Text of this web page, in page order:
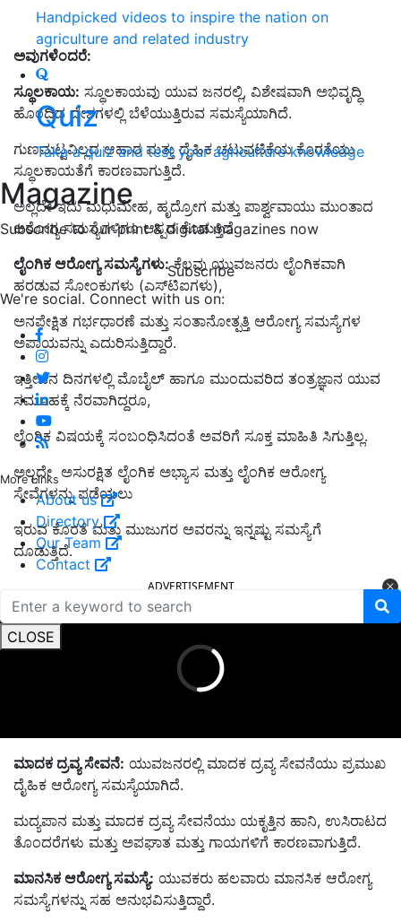
Handpicked videos to inspire the nation on
agriculture and related industry
Quiz
Take a quiz and test your agriculture knowledge
Magazine
Subscribe to our print & digital magazines now
Subscribe
We're social. Connect with us on:
More Links
About us
Directory
Our Team
Contact
CLOSE
ಅವುಗಳೆಂದರೆ:
ಸ್ಥೂಲಕಾಯ: ಸ್ಥೂಲಕಾಯವು ಯುವ ಜನರಲ್ಲಿ, ವಿಶೇಷವಾಗಿ ಅಭಿವೃದ್ಧಿ
ಹೊಂದಿದ ದೇಶಗಳಲ್ಲಿ ಬೆಳೆಯುತ್ತಿರುವ ಸಮಸ್ಯೆಯಾಗಿದೆ.
ಗುಣಮಟ್ಟವಿಲ್ಲದ ಆಹಾರ ಮತ್ತು ದೈಹಿಕ ಚಟುವಟಿಕೆಯ ಕೊರತೆಯು
ಸ್ಥೂಲಕಾಯತೆಗೆ ಕಾರಣವಾಗುತ್ತಿದೆ.
ಅಲ್ಲದೇ ಇದು ಮಧುಮೇಹ, ಹೃದ್ರೋಗ ಮತ್ತು ಪಾರ್ಶ್ವವಾಯು ಮುಂತಾದ
ಆರೋಗ್ಯ ಸಮಸ್ಯೆಗಳಿಗೂ ಆಸ್ಪದ ಕೊಡುತ್ತಿದೆ.
ಲೈಂಗಿಕ ಆರೋಗ್ಯ ಸಮಸ್ಯೆಗಳು:ಕೆಲವು ಯುವಜನರು ಲೈಂಗಿಕವಾಗಿ
ಹರಡುವ ಸೋಂಕುಗಳು (ಎಸ್‌ಟಿಐಗಳು),
ಅನಪೇಕ್ಷಿತ ಗರ್ಭಧಾರಣೆ ಮತ್ತು ಸಂತಾನೋತ್ಪತ್ತಿ ಆರೋಗ್ಯ ಸಮಸ್ಯೆಗಳ
ಅಪಾಯವನ್ನು ಎದುರಿಸುತ್ತಿದ್ದಾರೆ.
ಇತ್ತೀಚಿನ ದಿನಗಳಲ್ಲಿ ಮೊಬೈಲ್‌ ಹಾಗೂ ಮುಂದುವರಿದ ತಂತ್ರಜ್ಞಾನ ಯುವ
ಸಮೂಹಕ್ಕೆ ನೆರವಾಗಿದ್ದರೂ,
ಲೈಂಗಿಕ ವಿಷಯಕ್ಕೆ ಸಂಬಂಧಿಸಿದಂತೆ ಅವರಿಗೆ ಸೂಕ್ತ ಮಾಹಿತಿ ಸಿಗುತ್ತಿಲ್ಲ.
ಅಲ್ಲದೇ ಅಸುರಕ್ಷಿತ ಲೈಂಗಿಕ ಅಭ್ಯಾಸ ಮತ್ತು ಲೈಂಗಿಕ ಆರೋಗ್ಯ
ಸೇವೆಗಳನ್ನು ಪಡೆಯಲು
ಇರುವ ಕೊರತೆ ಮತ್ತು ಮುಜುಗರ ಅವರನ್ನು ಇನ್ನಷ್ಟು ಸಮಸ್ಯೆಗೆ
ದೂಡುತ್ತಿದೆ.
ADVERTISEMENT
ಮಾದಕ ದ್ರವ್ಯ ಸೇವನೆ: ಯುವಜನರಲ್ಲಿ ಮಾದಕ ದ್ರವ್ಯ ಸೇವನೆಯು ಪ್ರಮುಖ
ದೈಹಿಕ ಆರೋಗ್ಯ ಸಮಸ್ಯೆಯಾಗಿದೆ.
ಮದ್ಯಪಾನ ಮತ್ತು ಮಾದಕ ದ್ರವ್ಯ ಸೇವನೆಯು ಯಕೃತ್ತಿನ ಹಾನಿ, ಉಸಿರಾಟದ
ತೊಂದರೆಗಳು ಮತ್ತು ಅಪಘಾತ ಮತ್ತು ಗಾಯಗಳಿಗೆ ಕಾರಣವಾಗುತ್ತಿದೆ.
ಮಾನಸಿಕ ಆರೋಗ್ಯ ಸಮಸ್ಯೆ: ಯುವಕರು ಹಲವಾರು ಮಾನಸಿಕ ಆರೋಗ್ಯ
ಸಮಸ್ಯೆಗಳನ್ನು ಸಹ ಅನುಭವಿಸುತ್ತಿದ್ದಾರೆ.